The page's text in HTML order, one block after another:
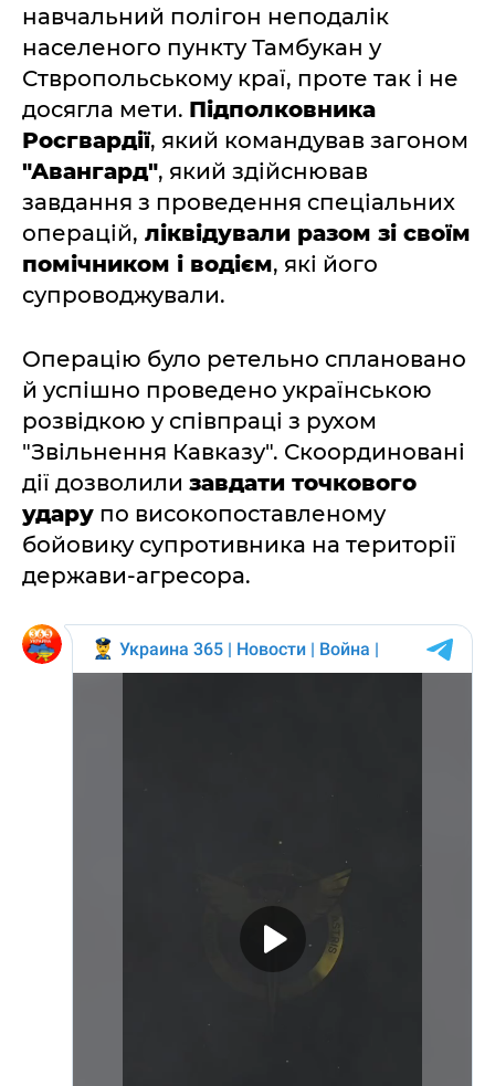
навчальний полігон неподалік
населеного пункту Тамбукан у
Ствропольському краї, проте так і не
досягла мети. Підполковника
Росгвардії, який командував загоном
"Авангард", який здійснював
завдання з проведення спеціальних
операцій, ліквідували разом зі своїм
помічником і водієм, які його
супроводжували.
Операцію було ретельно сплановано
й успішно проведено українською
розвідкою у співпраці з рухом
"Звільнення Кавказу". Скоординовані
дії дозволили завдати точкового
удару по високопоставленому
бойовику супротивника на території
держави-агресора.